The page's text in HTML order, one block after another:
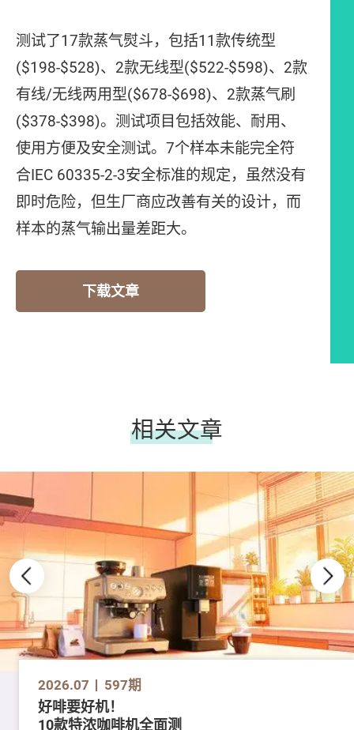
测试了17款蒸气熨斗，包括11款传统型
($198-$528)、2款无线型($522-$598)、2款
有线/无线两用型($678-$698)、2款蒸气刷
($378-$398)。测试项目包括效能、耐用、
使用方便及安全测试。7个样本未能完全符
合IEC 60335-2-3安全标准的规定，虽然没有
即时危险，但生厂商应改善有关的设计，而
样本的蒸气输出量差距大。
下载文章
相关文章
2026.07 597期
好啡要好机！
10款特浓咖啡机全面测